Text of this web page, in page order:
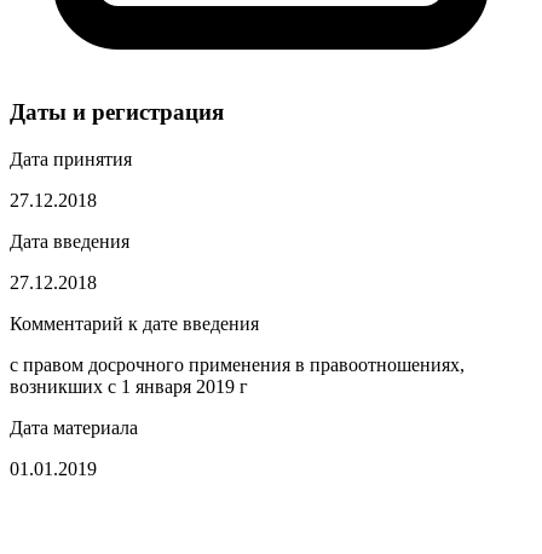
Даты и регистрация
Дата принятия
27.12.2018
Дата введения
27.12.2018
Комментарий к дате введения
с правом досрочного применения в правоотношениях,
возникших с 1 января 2019 г
Дата материала
01.01.2019